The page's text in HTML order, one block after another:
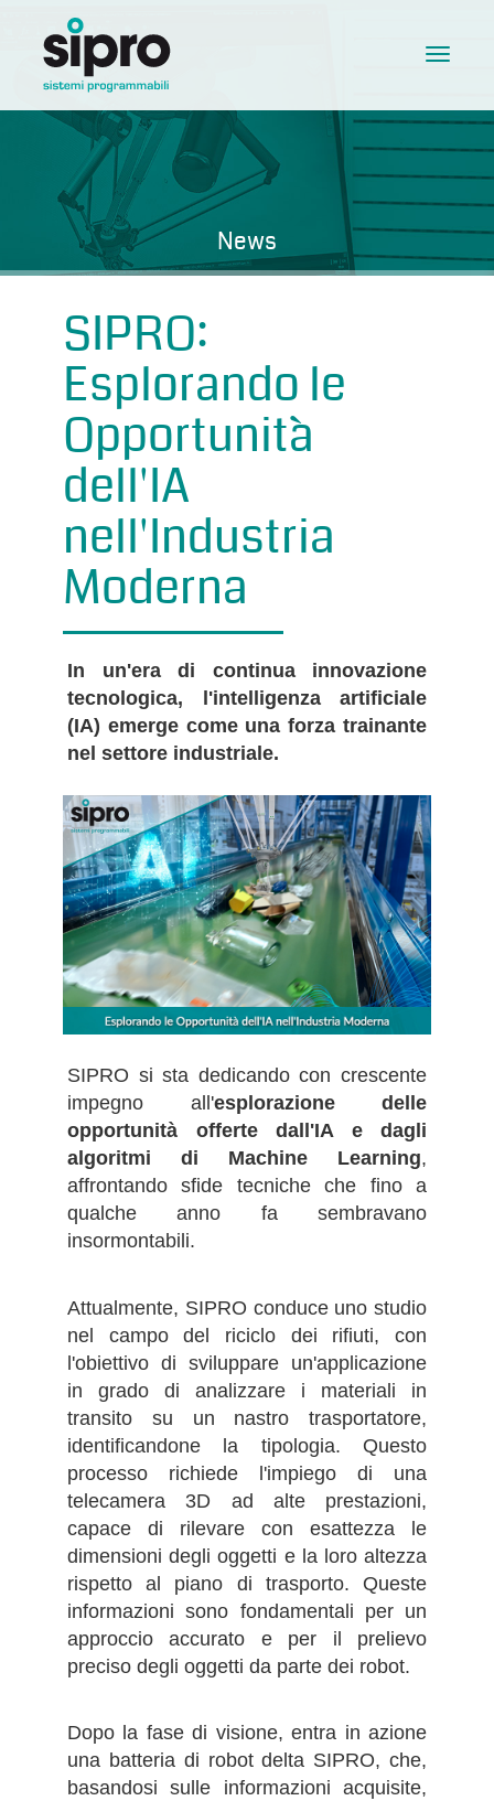
News
Toggle
SIPRO:
Esplorando le
Opportunità
dell'IA
nell'Industria
Moderna
In un'era di continua innovazione
tecnologica, l'intelligenza artificiale
(IA) emerge come una forza trainante
nel settore industriale.
SIPRO si sta dedicando con crescente
impegno all'esplorazione delle
opportunità offerte dall'IA e dagli
algoritmi di Machine Learning,
affrontando sfide tecniche che fino a
qualche anno fa sembravano
insormontabili.
Attualmente, SIPRO conduce uno studio
nel campo del riciclo dei rifiuti, con
l'obiettivo di sviluppare un'applicazione
in grado di analizzare i materiali in
transito su un nastro trasportatore,
identificandone la tipologia. Questo
processo richiede l'impiego di una
telecamera 3D ad alte prestazioni,
capace di rilevare con esattezza le
dimensioni degli oggetti e la loro altezza
rispetto al piano di trasporto. Queste
informazioni sono fondamentali per un
approccio accurato e per il prelievo
preciso degli oggetti da parte dei robot.
Dopo la fase di visione, entra in azione
una batteria di robot delta SIPRO, che,
basandosi sulle informazioni acquisite,